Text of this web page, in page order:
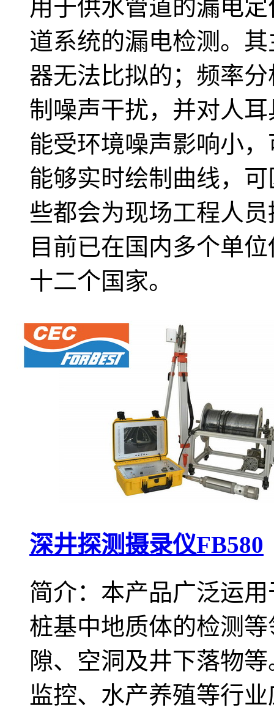
用于供水管道的漏电
道系统的漏电检测。
器无法比拟的；频率
制噪声干扰，并对人
能受环境噪声影响小
能够实时绘制曲线，
些都会为现场工程人
目前已在国内多个单
十二个国家。
深井探测摄录仪FB580
简介：本产品广泛运
桩基中地质体的检测
隙、空洞及井下落物
监控、水产养殖等行